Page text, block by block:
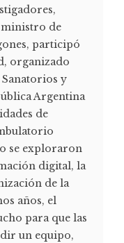
de
participó
organizado
y
Argentina
de
se exploraron
digital, la
de la
años, el
para que las
un equipo,